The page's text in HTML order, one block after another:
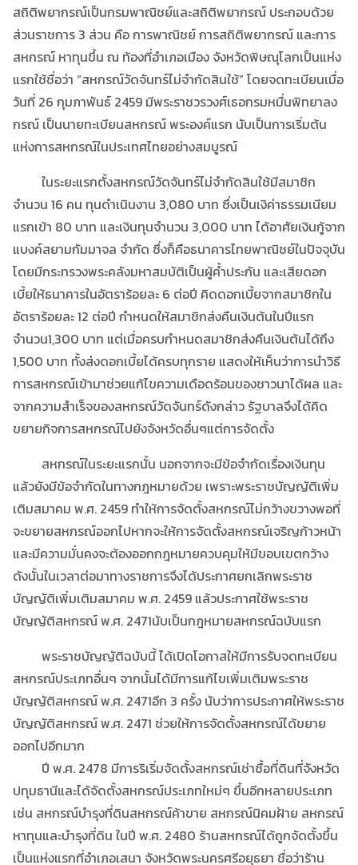
สถิติพยากรณ์เป็นกรมพาณิชย์และสถิติพยากรณ์ ประกอบด้วย
ส่วนราชการ 3 ส่วน คือ การพาณิชย์ การสถิติพยากรณ์ และการ
สหกรณ์ หาทุนขึ้น ณ ท้องที่อำเภอเมือง จังหวัดพิษณุโลกเป็นแห่ง
แรกใช้ชื่อว่า “สหกรณ์วัดจันทร์ไม่จำกัดสินใช้” โดยจดทะเบียนเมื่อ
วันที่ 26 กุมภาพันธ์ 2459 มีพระราชวรวงศ์เธอกรมหมื่นพิทยาลง
กรณ์ เป็นนายทะเบียนสหกรณ์ พระองค์แรก นับเป็นการเริ่มต้น
แห่งการสหกรณ์ในประเทศไทยอย่างสมบูรณ์
ในระยะแรกตั้งสหกรณ์วัดจันทร์ไม่จำกัดสินใช้มีสมาชิก
จำนวน 16 คน ทุนดำเนินงาน 3,080 บาท ซึ่งเป็นเงิค่าธรรมเนียม
แรกเข้า 80 บาท และเงินทุนจำนวน 3,000 บาท ได้อาศัยเงินกู้จาก
แบงค์สยามกัมมาจล จำกัด ซึ่งก็คือธนาคารไทยพาณิชย์ในปัจจุบัน
โดยมีกระทรวงพระคลังมหาสมบัติเป็นผู้ค้ำประกัน และเสียดอก
เบี้ยให้ธนาคารในอัตราร้อยละ 6 ต่อปี คิดดอกเบี้ยจากสมาชิกใน
อัตราร้อยละ 12 ต่อปี กำหนดให้สมาชิกส่งคืนเงินต้นในปีแรก
จำนวน1,300 บาท แต่เมื่อครบกำหนดสมาชิกส่งคืนเงินต้นได้ถึง
1,500 บาท ทั้งส่งดอกเบี้ยได้ครบทุกราย แสดงให้เห็นว่าการนำวิธี
การสหกรณ์เข้ามาช่วยแก้ไขความเดือดร้อนของชาวนาได้ผล และ
จากความสำเร็จของสหกรณ์วัดจันทร์ดังกล่าว รัฐบาลจึงได้คิด
ขยายกิจการสหกรณ์ไปยังจังหวัดอื่นๆแต่การจัดตั้ง
สหกรณ์ในระยะแรกนั้น นอกจากจะมีข้อจำกัดเรื่องเงินทุน
แล้วยังมีข้อจำกัดในทางกฎหมายด้วย เพราะพระราชบัญญัติเพิ่ม
เติมสมาคม พ.ศ. 2459 ทำให้การจัดตั้งสหกรณ์ไม่กว้างขวางพอที่
จะขยายสหกรณ์ออกไปหากจะให้การจัดตั้งสหกรณ์เจริญก้าวหน้า
และมีความมั่นคงจะต้องออกกฎหมายควบคุมให้มีขอบเขตกว้าง
ดังนั้นในเวลาต่อมาทางราชการจึงได้ประกาศยกเลิกพระราช
บัญญัติเพิ่มเติมสมาคม พ.ศ. 2459 แล้วประกาศใช้พระราช
บัญญัติสหกรณ์ พ.ศ. 2471นับเป็นกฎหมายสหกรณ์ฉบับแรก
พระราชบัญญัติฉบับนี้ ได้เปิดโอกาสให้มีการรับจดทะเบียน
สหกรณ์ประเภทอื่นๆ จากนั้นได้มีการแก้ไขเพิ่มเติมพระราช
บัญญัติสหกรณ์ พ.ศ. 2471อีก 3 ครั้ง นับว่าการประกาศให้พระราช
บัญญัติสหกรณ์ พ.ศ. 2471 ช่วยให้การจัดตั้งสหกรณ์ได้ขยาย
ออกไปอีกมาก
ปี พ.ศ. 2478 มีการริเริ่มจัดตั้งสหกรณ์เช่าซื้อที่ดินที่จังหวัด
ปทุมธานีและได้จัดตั้งสหกรณ์ประเภทใหม่ๆ ขึ้นอีกหลายประเภท
เช่น สหกรณ์บำรุงที่ดินสหกรณ์ค้าขาย สหกรณ์นิคมฝ้าย สหกรณ์
หาทุนและบำรุงที่ดิน ในปี พ.ศ. 2480 ร้านสหกรณ์ได้ถูกจัดตั้งขึ้น
เป็นแห่งแรกที่อำเภอเสนา จังหวัดพระนครศรีอยุธยา ชื่อว่าร้าน